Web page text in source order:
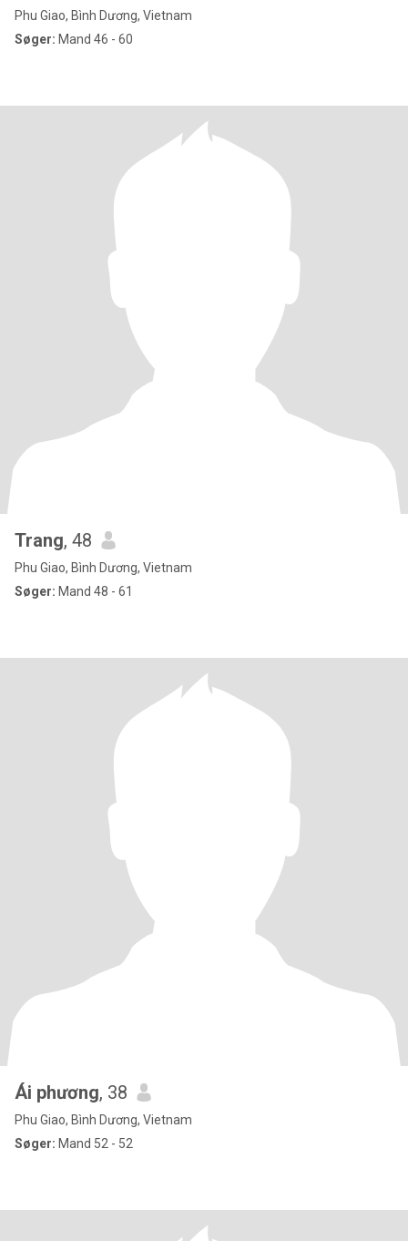
Phu Giao, Bình Dương, Vietnam
Søger: Mand 46 - 60
Trang, 48
Phu Giao, Bình Dương, Vietnam
Søger: Mand 48 - 61
Ái phương, 38
Phu Giao, Bình Dương, Vietnam
Søger: Mand 52 - 52